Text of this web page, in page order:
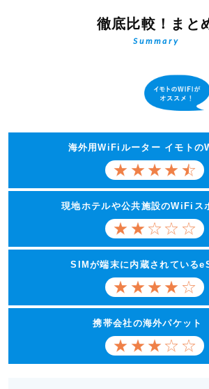
徹底比較！まと
Summary
海外用WiFiルーター イモトの
現地ホテルや公共施設のWiFiス
SIMが端末に内蔵されている
携帯会社の海外パケット